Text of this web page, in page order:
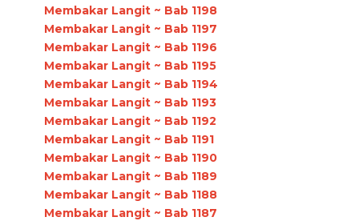
Membakar Langit ~ Bab 1198
Membakar Langit ~ Bab 1197
Membakar Langit ~ Bab 1196
Membakar Langit ~ Bab 1195
Membakar Langit ~ Bab 1194
Membakar Langit ~ Bab 1193
Membakar Langit ~ Bab 1192
Membakar Langit ~ Bab 1191
Membakar Langit ~ Bab 1190
Membakar Langit ~ Bab 1189
Membakar Langit ~ Bab 1188
Membakar Langit ~ Bab 1187